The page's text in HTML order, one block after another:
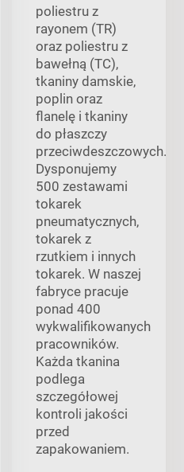
poliestru z
rayonem (TR)
oraz poliestru z
bawełną (TC),
tkaniny damskie,
poplin oraz
flanelę i tkaniny
do płaszczy
przeciwdeszczowych.
Dysponujemy
500 zestawami
tokarek
pneumatycznych,
tokarek z
rzutkiem i innych
tokarek. W naszej
fabryce pracuje
ponad 400
wykwalifikowanych
pracowników.
Każda tkanina
podlega
szczegółowej
kontroli jakości
przed
zapakowaniem.